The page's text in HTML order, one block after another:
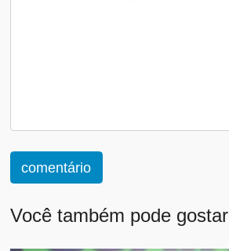
comentário
Você também pode gostar